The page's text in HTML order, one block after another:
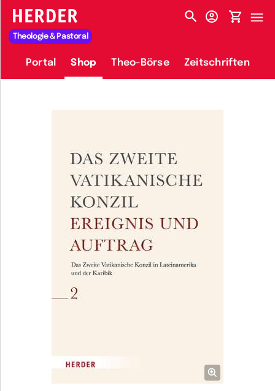
HERDER-MENÜ
Theologie & Pastoral
Portal Shop Theo-Börse Zeitschriften